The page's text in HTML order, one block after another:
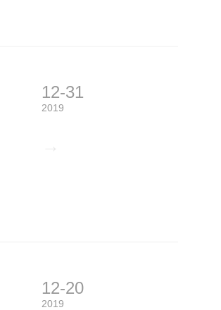
12-31
2019
12-20
2019